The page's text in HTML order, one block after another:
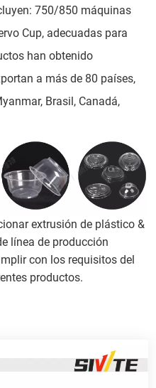
750/850 máquinas
Cup, adecuadas para
han obtenido
a más de 80 países,
Brasil, Canadá,
extrusión de plástico &
línea de producción
con los requisitos del
productos.